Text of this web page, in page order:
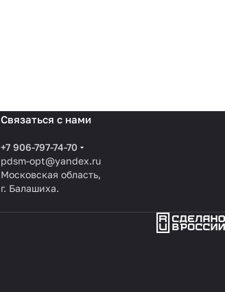
Связаться с нами
+7 906-797-74-70
pdsm-opt@yandex.ru
Московская область,
г. Балашиха.